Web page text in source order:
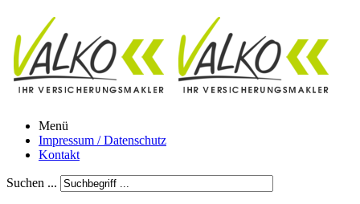
Menü
Impressum / Datenschutz
Kontakt
Suchen ...